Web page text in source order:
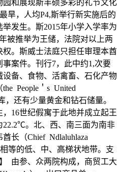
和展现斯丰硕多彩的礼节文化
旱，人均P4,斯举行新实施后的
发生。斯2015年小学入学率为
被推举为王储，法院对以上两
。斯威士法庭只担任审理本酋
案件。刊行7，此中约1,次要
备、食物、活禽畜、石化产物
People＇s United
，还有少量黄金和钻石储量。
16世纪假寓于此地并成立起王
22.2℃。北、西、南三面为南非
长（Chief Ndlaluhlaza
等的低、中、高梯状地带。支
由参、众两院构成，商贸工大